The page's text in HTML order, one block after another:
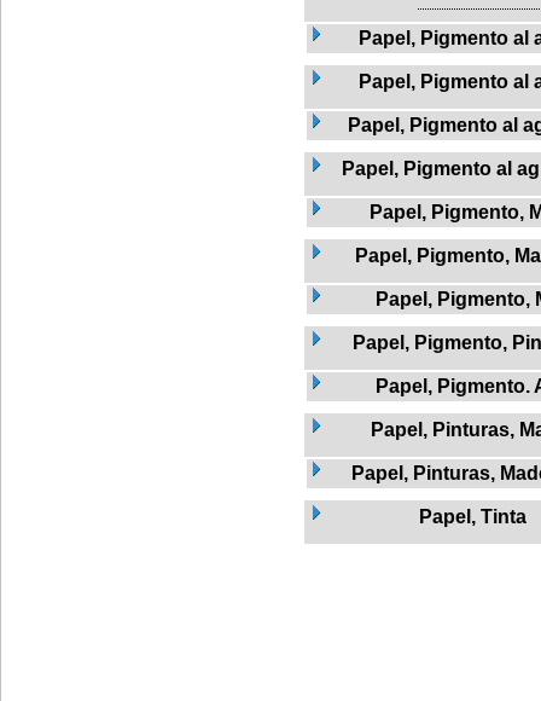
Papel, Pigmento al
Papel, Pigmento al
Papel, Pigmento al
Papel, Pigmento al
Papel, Pigmento,
Papel, Pigmento,
Papel, Pigmento,
Papel, Pigmento,
Papel, Pigmento.
Papel, Pinturas,
Papel, Pinturas,
Papel, Tinta